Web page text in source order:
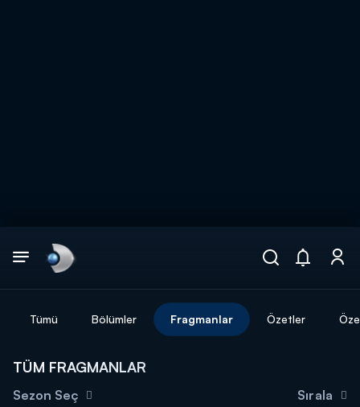
DİĞER SONUÇLAR
Tümü Bölümler Fragmanlar Özetler
TÜM FRAGMANLAR
Sezon Seç Sırala